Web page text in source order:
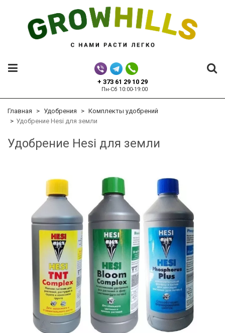
+ 373 61 29 10 29
Пн-Сб 10:00-19:00
Главная Удобрения
Комплекты удобрений
Удобрение Hesi для земли
Удобрение Hesi для земли